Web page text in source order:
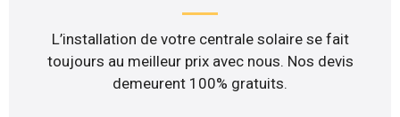
L’installation de votre centrale solaire se fait
toujours au meilleur prix avec nous. Nos devis
demeurent 100% gratuits.